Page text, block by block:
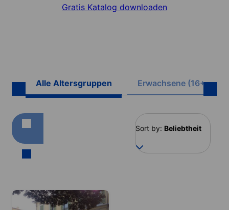
Gratis Katalog downloaden
Alle Altersgruppen Erwachsene (16+)
Sort by: Beliebtheit